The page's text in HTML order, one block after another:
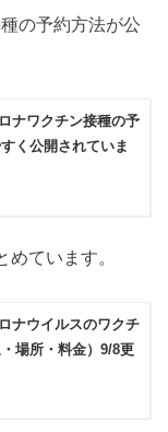
の予約方法が公
ナワクチン接種の予
く公開されていま
ています。
ナウイルスのワクチ
場所・料金）9/8更